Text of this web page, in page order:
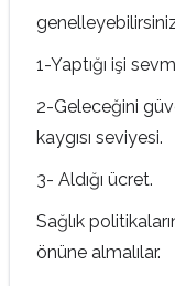
1-Yaptığı işi
2-Geleceğini
kaygısı seviyesi.
3- Aldığı ücret.
Sağlık
önüne almalılar.